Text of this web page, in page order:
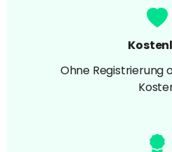
Ohne Registrierung